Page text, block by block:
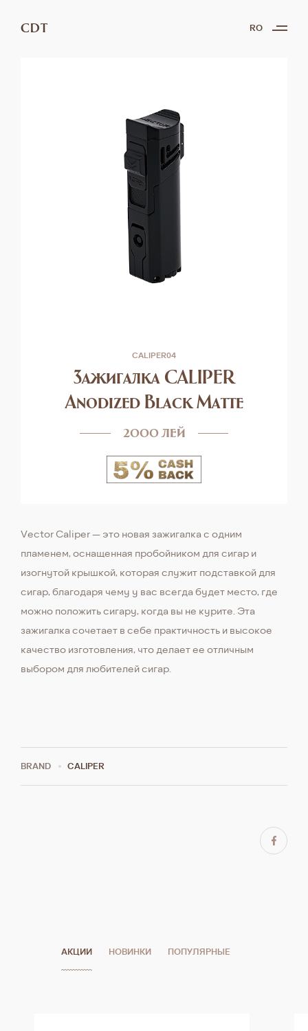
CDT RO
CALIPER04
Зажигалка CALIPER
Anodized Black Matte
2000 лей
Vector Caliper — это новая зажигалка с одним
пламенем, оснащенная пробойником для сигар и
изогнутой крышкой, которая служит подставкой для
сигар, благодаря чему у вас всегда будет место, где
можно положить сигару, когда вы не курите. Эта
зажигалка сочетает в себе практичность и высокое
качество изготовления, что делает ее отличным
выбором для любителей сигар.
BRAND CALIPER
АКЦИИ НОВИНКИ ПОПУЛЯРНЫЕ